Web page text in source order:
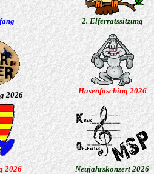
2. Elferratssitzung
2026 Hasenfasching 2026
2026 Neujahrskonzert 2026